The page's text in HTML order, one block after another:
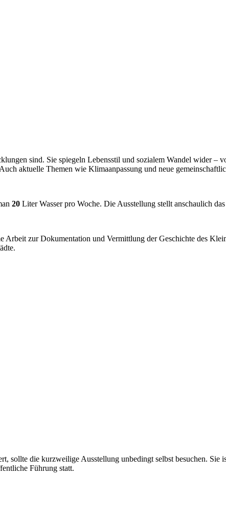
sind. Sie spiegeln Lebensstil und sozialem Wandel wider –
aktuelle Themen wie Klimaanpassung und neue
20 Liter Wasser pro Woche. Die Ausstellung stellt anschaulich
zur Dokumentation und Vermittlung der Geschichte des
sollte die kurzweilige Ausstellung unbedingt selbst besuchen.
Führung statt.